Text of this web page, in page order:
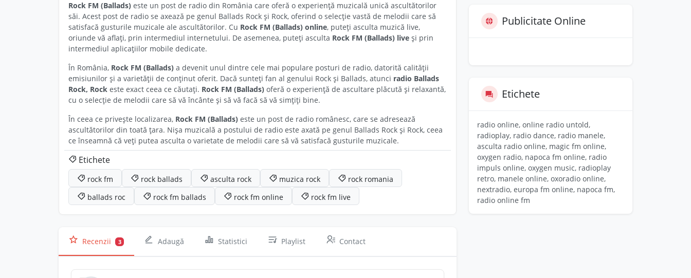
Rock FM (Ballads) este un post de radio din România care oferă o experiență muzicală unică ascultătorilor
săi. Acest post de radio se axează pe genul Ballads Rock și Rock, oferind o selecție vastă de melodii care să
satisfacă gusturile muzicale ale ascultătorilor. Cu Rock FM (Ballads) online, puteți asculta muzică live,
oriunde vă aflați, prin intermediul internetului. De asemenea, puteți asculta Rock FM (Ballads) live și prin
intermediul aplicațiilor mobile dedicate.
În România, Rock FM (Ballads) a devenit unul dintre cele mai populare posturi de radio, datorită calității
emisiunilor și a varietății de conținut oferit. Dacă sunteți fan al genului Rock și Ballads, atunci radio Ballads
Rock, Rock este exact ceea ce căutați. Rock FM (Ballads) oferă o experiență de ascultare plăcută și relaxantă,
cu o selecție de melodii care să vă încânte și să vă facă să vă simțiți bine.
În ceea ce privește localizarea, Rock FM (Ballads) este un post de radio românesc, care se adresează
ascultătorilor din toată țara. Nișa muzicală a postului de radio este axată pe genul Ballads Rock și Rock, ceea
ce înseamnă că veți putea asculta o varietate de melodii care să vă satisfacă gusturile muzicale.
Etichete
rock fm rock ballads asculta rock muzica rock
rock romania
ballads roc
rock fm ballads rock fm online rock fm live
Recenzii 3 Adaugă Statistici Playlist Contact
Publicitate Online
Etichete
radio online, online radio untold,
radioplay, radio dance, radio manele,
asculta radio online, magic fm online,
oxygen radio, napoca fm online, radio
impuls online, oxygen music, radioplay
retro, manele online, oxoradio online,
nextradio, europa fm online, napoca fm,
radio online fm